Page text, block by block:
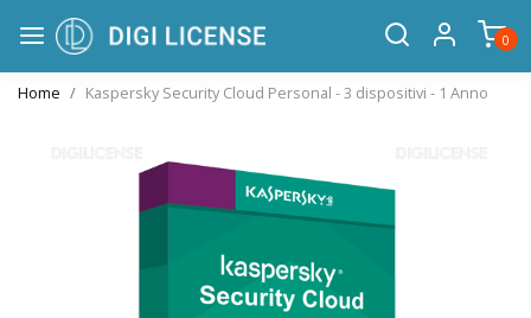
0
Home Kaspersky Security Cloud Personal - 3 dispositivi - 1 Anno